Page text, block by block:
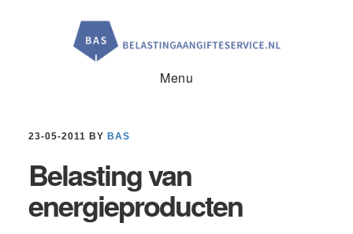
Menu
23-05-2011 BY BAS
Belasting van
energieproducten